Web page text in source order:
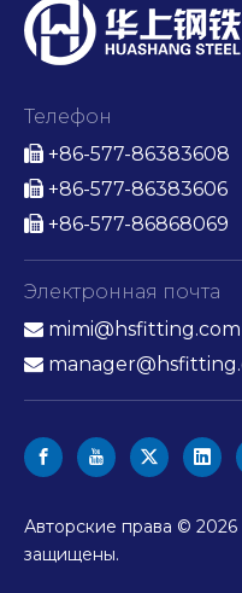
Телефон
 +86-577-86383608
 +86-577-86383606
 +86-577-86868069
Электронная почта
 mimi@hsfitting.com

Авторские права © 2026
защищены.